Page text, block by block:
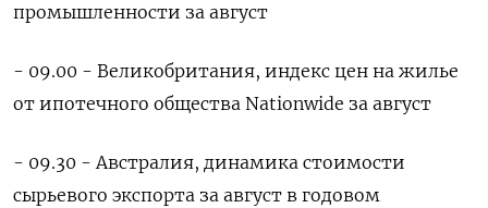
промышленноcти за август
- 09.00 - Великобритания, индекс цен на жилье
от ипотечного общества Nationwide за август
- 09.30 - Австралия, динамика стоимости
сырьевого экспорта за август в годовом